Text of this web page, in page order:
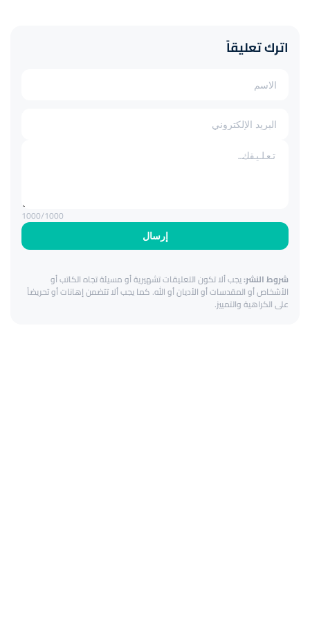
اترك تعليقاً
إرسال
1000/1000
شروط النشر:يجب ألا تكون التعليقات تشهيرية أو مسيئة تجاه الكاتب أو
الأشخاص أو المقدسات أو الأديان أو الله. كما يجب ألا تتضمن إهانات أو تحريضاً
على الكراهية والتمييز.